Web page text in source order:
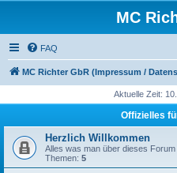
MC
FAQ
MC Richter GbR (Impressum /
Aktuelle Zeit:
Offizielles
Herzlich Willkommen
Alles was man über dieses
Themen: 5